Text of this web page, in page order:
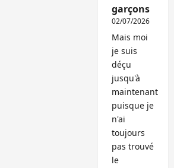
garçons
02/07/2026
Mais moi
je suis
déçu
jusqu'à
maintenant
puisque je
n'ai
toujours
pas trouvé
le